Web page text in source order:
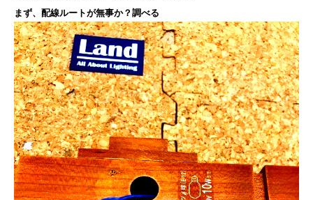
まず、配線ルートが無事か？ 調べる